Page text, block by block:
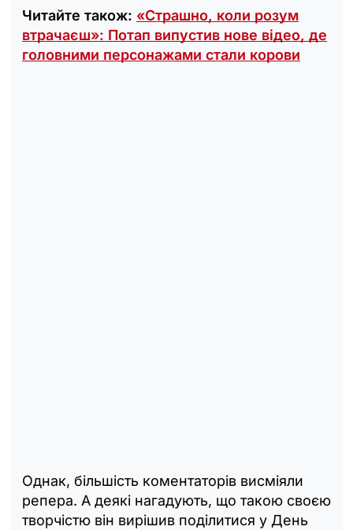
Читайте також: «Страшно, коли розум
втрачаєш»: Потап випустив нове відео, де
головними персонажами стали корови
Однак, більшість коментаторів висміяли
репера. А деякі нагадують, що такою своєю
творчістю він вирішив поділитися у День